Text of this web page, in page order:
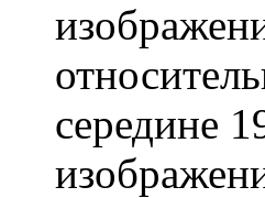
середине